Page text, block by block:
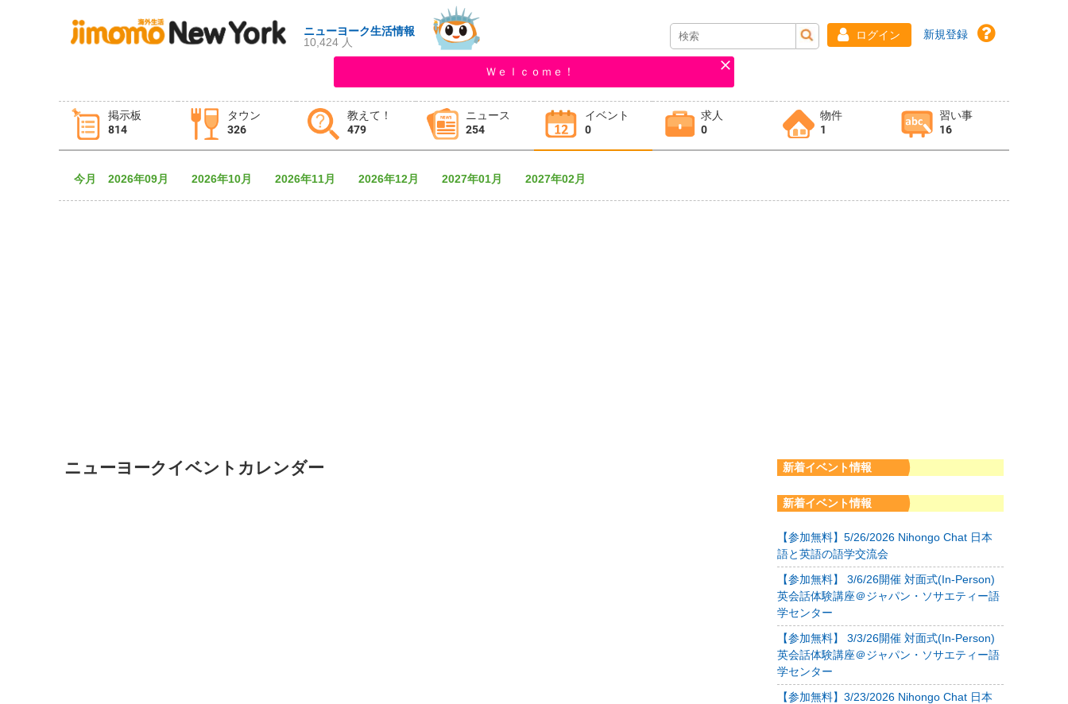
ニューヨーク生活情報
10,424 人
ログイン 新規登録
Ｗｅｌｃｏｍｅ！
掲示板
814
タウン
326
教えて！
479
ニュース
254
イベント
0
求人
0
物件
1
習い事
16
タウン情報
今月 2026年09月 2026年10月 2026年11月 2026年12月 2027年01月 2027年02月
ニューヨークイベントカレンダー 新着イベント情報
新着イベント情報
【参加無料】5/26/2026 Nihongo Chat 日本
語と英語の語学交流会
【参加無料】 3/6/26開催 対面式(In-Person)
英会話体験講座＠ジャパン・ソサエティー語
学センター
【参加無料】 3/3/26開催 対面式(In-Person)
英会話体験講座＠ジャパン・ソサエティー語
学センター
【参加無料】3/23/2026 Nihongo Chat 日本